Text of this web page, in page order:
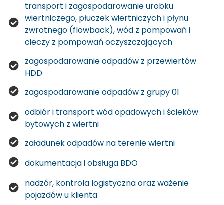
transport i zagospodarowanie urobku
wiertniczego, płuczek wiertniczych i płynu
zwrotnego (flowback), wód z pompowań i
cieczy z pompowań oczyszczających
zagospodarowanie odpadów z przewiertów
HDD
zagospodarowanie odpadów z grupy 01
odbiór i transport wód opadowych i ścieków
bytowych z wiertni
załadunek odpadów na terenie wiertni
dokumentacja i obsługa BDO
nadzór, kontrola logistyczna oraz ważenie
pojazdów u klienta